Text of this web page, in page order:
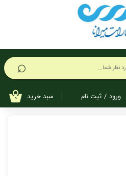
ورود / ثبت نام ۰ سبد خرید
⌕